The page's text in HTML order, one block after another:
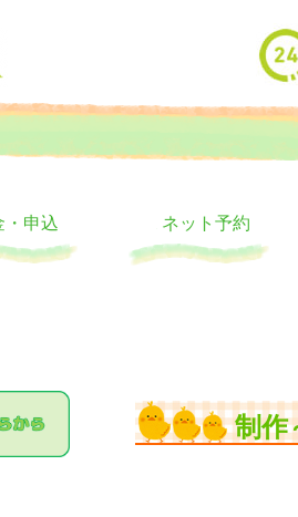
カリハウス
一時保育 一時預かり
・申込 ネット予約
制作